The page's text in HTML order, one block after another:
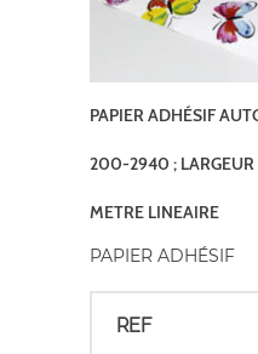
PAPIER ADHÉSIF
200-2940 ; LARGEUR
METRE LINEAIRE
PAPIER ADHÉSIF
REF